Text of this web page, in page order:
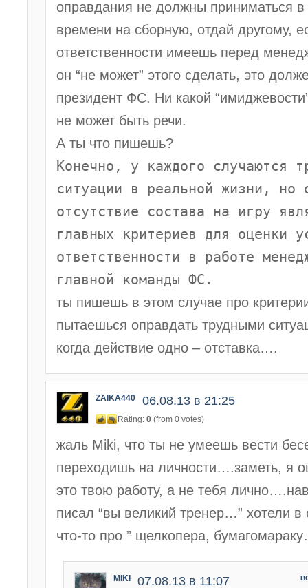
оправдания не должны приниматься в
времени на сборную, отдай другому,
ответственности имеешь перед
он “не может” этого сделать, это
президент ФС. Ни какой
не может быть речи.
А ты что пишешь?
Конечно, у каждого случаются
ситуации в реальной жизни, но
отсутствие состава на игру
главных критериев для оценки
ответственности в работе
главной команды ФС.
ты пишешь в этом случае про
пытаешься оправдать трудными
когда действие одно – отставка….
ZAIKA440 06.08.13 в 21:25
Rating: 0 (from 0 votes)
жаль Miki, что ты не умеешь вести
переходишь на личности….заметь, я
это твою работу, а не тебя
писал “вы великий тренер…” хотели в
что-то про ” щелкопера,
MIKI 07.08.13 в 11:07